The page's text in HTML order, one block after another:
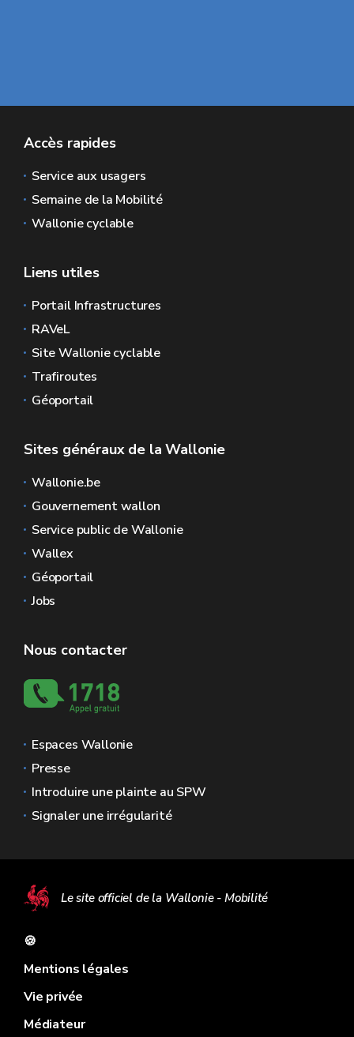
Accès rapides
Service aux usagers
Semaine de la Mobilité
Wallonie cyclable
Liens utiles
Portail Infrastructures
RAVeL
Site Wallonie cyclable
Trafiroutes
Géoportail
Sites généraux de la Wallonie
Wallonie.be
Gouvernement wallon
Service public de Wallonie
Wallex
Géoportail
Jobs
Nous contacter
Espaces Wallonie
Presse
Introduire une plainte au SPW
Signaler une irrégularité
Le site officiel de la Wallonie - Mobilité
🍪
Mentions légales
Vie privée
Médiateur